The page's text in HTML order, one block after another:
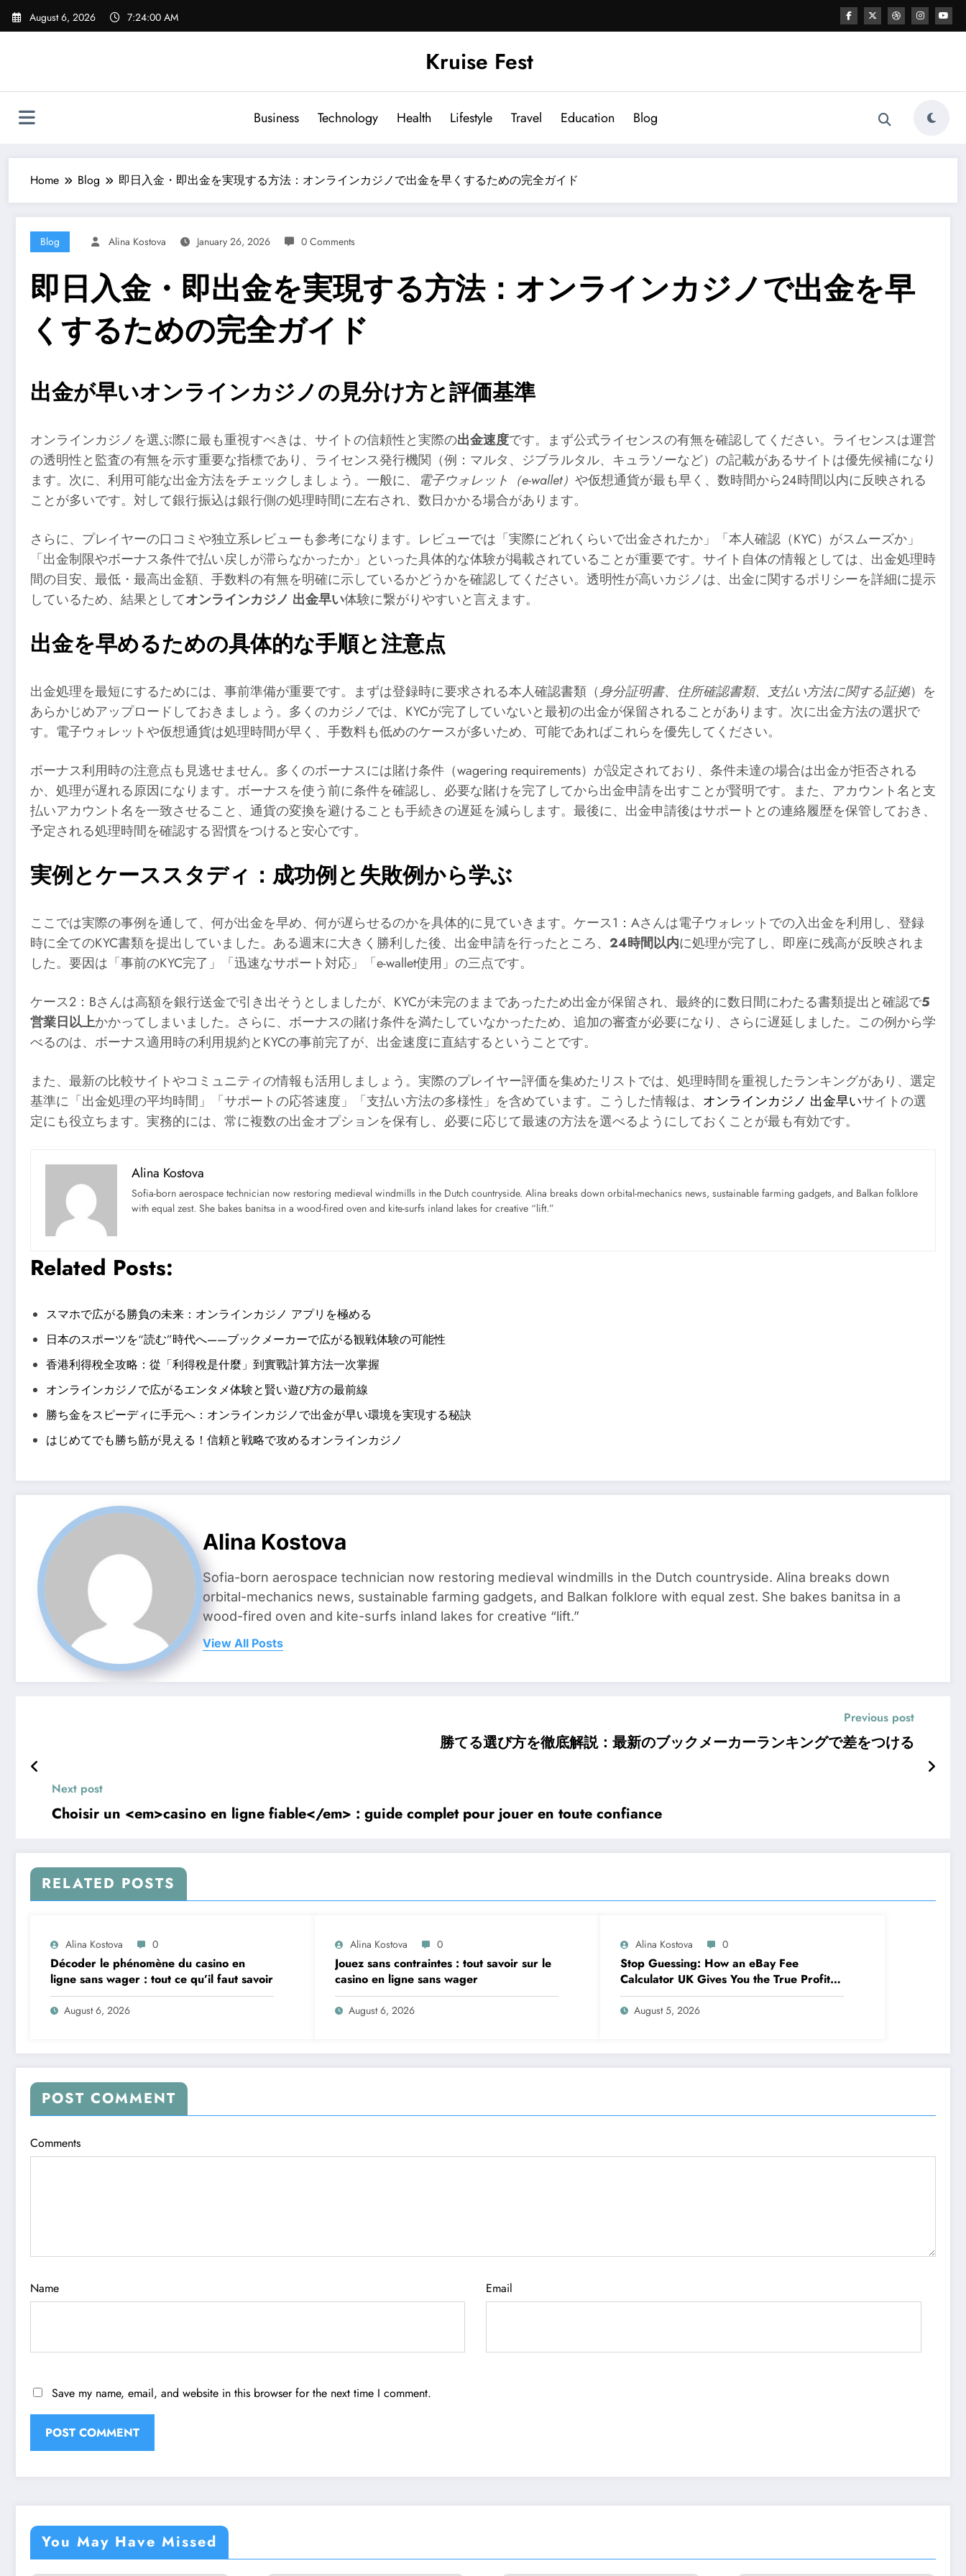
Skip
August 6, 2026 7:24:01 AM
Kruise Fest
Business Technology Health Lifestyle Travel Education Blog
Home Blog 即日入金・即出金を実現する方法：オンラインカジノで出金を早くするための完全ガイド
Blog Alina Kostova January 26, 2026 0 Comments
即日入金・即出金を実現する方法： オンラインカジノで出金を早
くするための完全ガイド
出金が早いオンラインカジノの見分け方と評価基準
オンラインカジノを選ぶ際に最も重視すべきは、サイトの信頼性と実際の出金速度です。まず公式ライセンスの有無を確認してください。ライセンスは運営
の透明性と監査の有無を示す重要な指標であり、ライセンス発行機関（例：マルタ、ジブラルタル、キュラソーなど）の記載があるサイトは優先候補になり
ます。次に、利用可能な出金方法をチェックしましょう。一般に、
電子ウォレット（e-wallet） や仮想通貨が最も早く、数時間から24時間以内に反映される
ことが多いです。対して銀行振込は銀行側の処理時間に左右され、数日かかる場合があります。
さらに、プレイヤーの口コミや独立系レビューも参考になります。レビューでは「実際にどれくらいで出金されたか」「本人確認（KYC）がスムーズか」
「出金制限やボーナス条件で払い戻しが滞らなかったか」といった具体的な体験が掲載されていることが重要です。サイト自体の情報としては、出金処理時
間の目安、最低・最高出金額、手数料の有無を明確に示しているかどうかを確認してください。透明性が高いカジノは、出金に関するポリシーを詳細に提示
しているため、結果としてオンラインカジノ 出金早い体験に繋がりやすいと言えます。
出金を早めるための具体的な手順と注意点
出金処理を最短にするためには、事前準備が重要です。まずは登録時に要求される本人確認書類（身分証明書、住所確認書類、支払い方法に関する証拠）を
あらかじめアップロードしておきましょう。多くのカジノでは、KYCが完了していないと最初の出金が保留されることがあります。次に出金方法の選択で
す。電子ウォレットや仮想通貨は処理時間が早く、手数料も低めのケースが多いため、可能であればこれらを優先してください。
ボーナス利用時の注意点も見逃せません。多くのボーナスには賭け条件（wagering requirements）が設定されており、条件未達の場合は出金が拒否される
か、処理が遅れる原因になります。ボーナスを使う前に条件を確認し、必要な賭けを完了してから出金申請を出すことが賢明です。また、アカウント名と支
払いアカウント名を一致させること、通貨の変換を避けることも手続きの遅延を減らします。最後に、出金申請後はサポートとの連絡履歴を保管しておき、
予定される処理時間を確認する習慣をつけると安心です。
実例とケーススタディ：成功例と失敗例から学ぶ
ここでは実際の事例を通して、何が出金を早め、何が遅らせるのかを具体的に見ていきます。ケース1：Aさんは電子ウォレットでの入出金を利用し、登録
時に全てのKYC書類を提出していました。ある週末に大きく勝利した後、出金申請を行ったところ、 24時間以内に処理が完了し、即座に残高が反映されま
した。要因は「事前のKYC完了」「迅速なサポート対応」「e-wallet使用」の三点です。
ケース2：Bさんは高額を銀行送金で引き出そうとしましたが、KYCが未完のままであったため出金が保留され、最終的に数日間にわたる書類提出と確認で5
営業日以上かかってしまいました。さらに、ボーナスの賭け条件を満たしていなかったため、追加の審査が必要になり、さらに遅延しました。この例から学
べるのは、ボーナス適用時の利用規約とKYCの事前完了が、出金速度に直結するということです。
また、最新の比較サイトやコミュニティの情報も活用しましょう。実際のプレイヤー評価を集めたリストでは、処理時間を重視したランキングがあり、選定
基準に「出金処理の平均時間」「サポートの応答速度」「支払い方法の多様性」を含めています。こうした情報は、 オンラインカジノ 出金早いサイトの選
定にも役立ちます。実務的には、常に複数の出金オプションを保有し、必要に応じて最速の方法を選べるようにしておくことが最も有効です。
Alina Kostova
Sofia-born aerospace technician now restoring medieval windmills in the Dutch countryside. Alina breaks down orbital-mechanics news, sustainable farming gadgets, and Balkan folklore
with equal zest. She bakes banitsa in a wood-fired oven and kite-surfs inland lakes for creative “lift.”
Related Posts:
スマホで広がる勝負の未来：オンラインカジノ アプリを極める
日本のスポーツを“読む”時代へ——ブックメーカーで広がる観戦体験の可能性
香港利得稅全攻略：從「利得稅是什麼」到實戰計算方法一次掌握
オンラインカジノで広がるエンタメ体験と賢い遊び方の最前線
勝ち金をスピーディに手元へ：オンラインカジノで出金が早い環境を実現する秘訣
はじめてでも勝ち筋が見える！信頼と戦略で攻めるオンラインカジノ
Alina Kostova
Sofia-born aerospace technician now restoring medieval windmills in the Dutch countryside. Alina breaks down
orbital-mechanics news, sustainable farming gadgets, and Balkan folklore with equal zest. She bakes banitsa in a
wood-fired oven and kite-surfs inland lakes for creative “lift.”
View All Posts
Previous post
勝てる選び方を徹底解説：最新のブックメーカーランキングで差をつける
Next post
Choisir un <em>casino en ligne fiable</em> : guide complet pour jouer en toute confiance
RELATED POSTS
Alina Kostova 0
Décoder le phénomène du casino en
ligne sans wager : tout ce qu’il faut savoir
August 6, 2026
Alina Kostova 0
Jouez sans contraintes : tout savoir sur le
casino en ligne sans wager
August 6, 2026
Alina Kostova 0
Stop Guessing: How an eBay Fee
Calculator UK Gives You the True Profit
Picture
August 5, 2026
POST COMMENT
Comments
Name Email
Save my name, email, and website in this browser for the next time I comment.
You May Have Missed